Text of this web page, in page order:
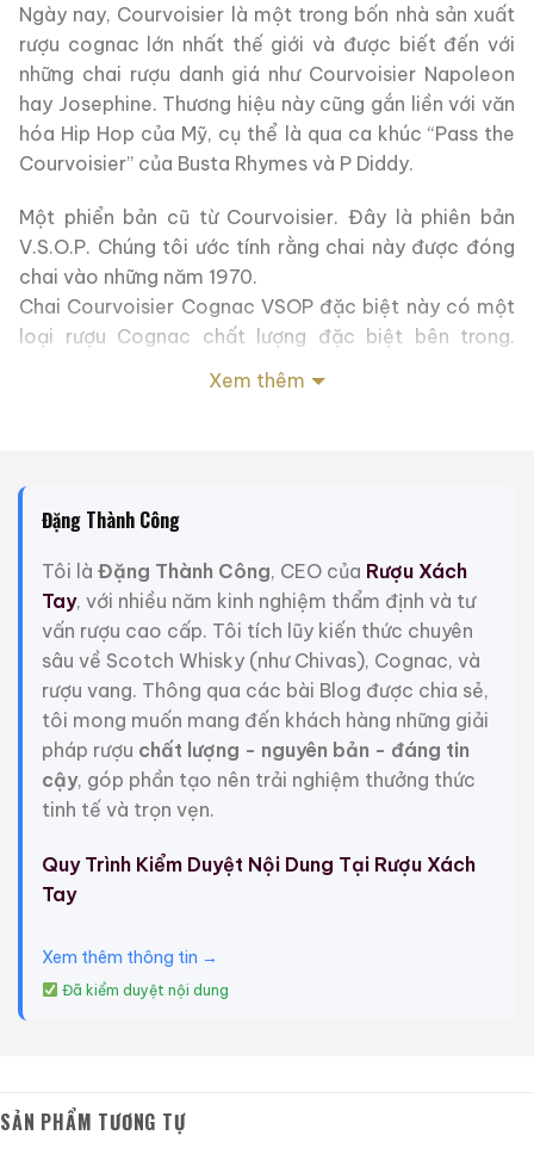
Ngày nay, Courvoisier là một trong bốn nhà sản xuất
rượu cognac lớn nhất thế giới và được biết đến với
những chai rượu danh giá như Courvoisier Napoleon
hay Josephine. Thương hiệu này cũng gắn liền với văn
hóa Hip Hop của Mỹ, cụ thể là qua ca khúc “Pass the
Courvoisier” của Busta Rhymes và P Diddy.
Một phiển bản cũ từ Courvoisier. Đây là phiên bản
V.S.O.P. Chúng tôi ước tính rằng chai này được đóng
chai vào những năm 1970.
Chai Courvoisier Cognac VSOP đặc biệt này có một
loại rượu Cognac chất lượng đặc biệt bên trong.
Được trình bày trong một hình dạng chai độc đáo và
THÔNG TIN THÊM
Nhà Máy Chưng Cất: Courvoisier
Quốc Gia: Pháp
Dòng Rượu: Brandy
Nhóm Rượu: Cognac
Năm Tuổi: Napoleon
Cường Độ: 40%
Dung Tích: 700ml
Tình Trạng Tem Nhãn: Tốt
Tình Trạng Mức Rượu: Tốt
Trọng Lượng: 2kg
Xem thêm
Đặng Thành Công
Tôi là Đặng Thành Công, CEO của Rượu Xách
Tay, với nhiều năm kinh nghiệm thẩm định và tư
vấn rượu cao cấp. Tôi tích lũy kiến thức chuyên
sâu về Scotch Whisky (như Chivas), Cognac, và
rượu vang. Thông qua các bài Blog được chia sẻ,
tôi mong muốn mang đến khách hàng những giải
pháp rượu chất lượng - nguyên bản - đáng tin
cậy, góp phần tạo nên trải nghiệm thưởng thức
tinh tế và trọn vẹn.
Quy Trình Kiểm Duyệt Nội Dung Tại Rượu Xách
Tay
Xem thêm thông tin →
Đã kiểm duyệt nội dung
SẢN PHẨM TƯƠNG TỰ